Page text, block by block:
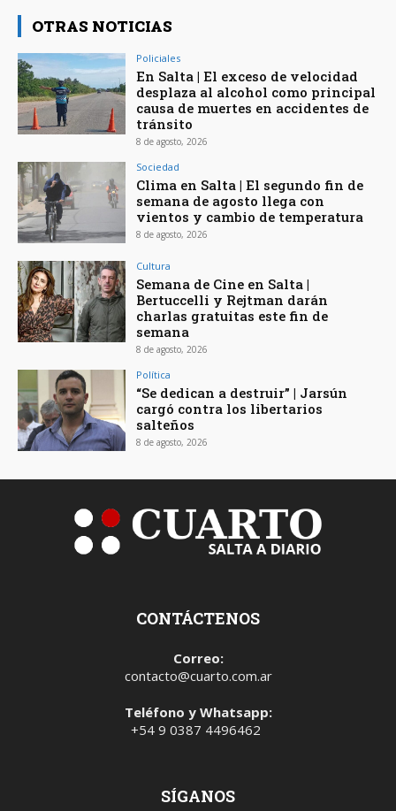
OTRAS NOTICIAS
Policiales
En Salta | El exceso de velocidad
desplaza al alcohol como principal
causa de muertes en accidentes de
tránsito
8 de agosto, 2026
Sociedad
Clima en Salta | El segundo fin de
semana de agosto llega con
vientos y cambio de temperatura
8 de agosto, 2026
Cultura
Semana de Cine en Salta |
Bertuccelli y Rejtman darán
charlas gratuitas este fin de
semana
8 de agosto, 2026
Política
“Se dedican a destruir” | Jarsún
cargó contra los libertarios
salteños
8 de agosto, 2026
CONTÁCTENOS
Correo:
contacto@cuarto.com.ar
Teléfono y Whatsapp:
+54 9 0387 4496462
SÍGANOS